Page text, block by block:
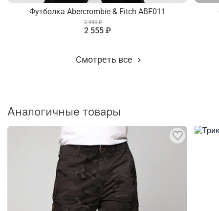
Футболка Abercrombie & Fitch ABF011
2 990 ₽
2 555 ₽
Смотреть все
Аналогичные товары